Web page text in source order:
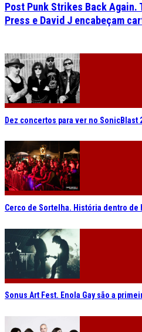
Post Punk Strikes Back Again.
Press e David J encabeçam
Dez concertos para ver no SonicBlast
Cerco de Sortelha. História dentro
Sonus Art Fest. Enola Gay são a